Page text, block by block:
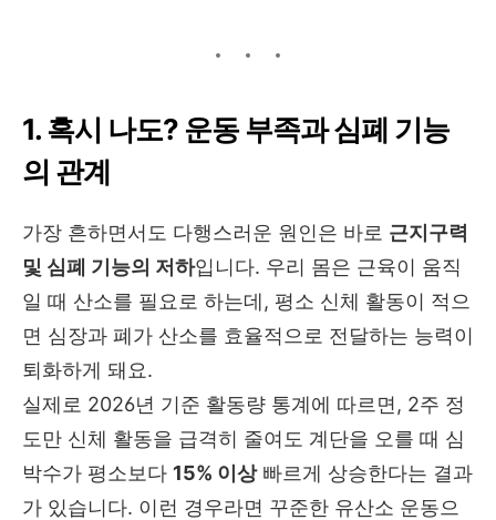
1. 혹시 나도? 운동 부족과 심폐 기능
의 관계
가장 흔하면서도 다행스러운 원인은 바로 근지구력
및 심폐 기능의 저하입니다. 우리 몸은 근육이 움직
일 때 산소를 필요로 하는데, 평소 신체 활동이 적으
면 심장과 폐가 산소를 효율적으로 전달하는 능력이
퇴화하게 돼요.
실제로 2026년 기준 활동량 통계에 따르면, 2주 정
도만 신체 활동을 급격히 줄여도 계단을 오를 때 심
박수가 평소보다 15% 이상빠르게 상승한다는 결과
가 있습니다. 이런 경우라면 꾸준한 유산소 운동으